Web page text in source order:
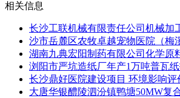
相关信息
长沙工联机械有限责任公司机械加
沙市岳麓区农牧卓越宠物医院（梅
湖南九典宏阳制药有限公司化学原
浏阳市严坑造纸厂年产1万吨普瓦
长沙鼎好医院建设项目 环境影响
大唐华银醴陵泗汾镇鸭塘50MW复